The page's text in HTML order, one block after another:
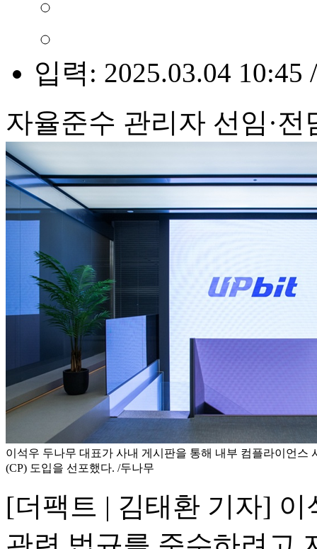
입력: 2025.03.04 10:45
자율준수 관리자 선임·전
이석우 두나무 대표가 사내 게시판을 통해 내부 컴플라이언스
(CP) 도입을 선포했다. /두나무
[더팩트 | 김태환 기자]